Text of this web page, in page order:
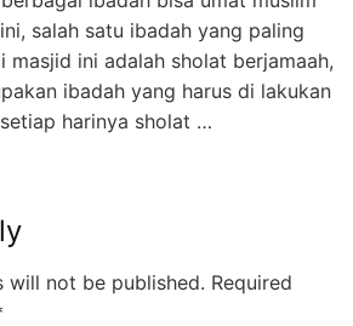
salah satu ibadah yang paling
masjid ini adalah sholat berjamaah,
ibadah yang harus di lakukan
harinya sholat …
will not be published. Required